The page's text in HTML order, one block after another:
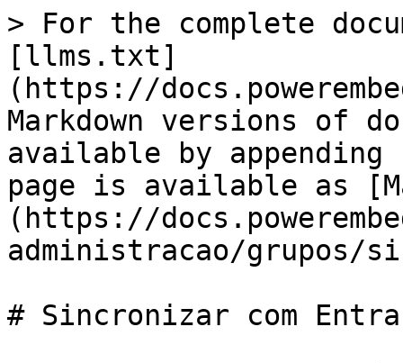
> For the complete
[llms.txt]
(https://
Markdown versions of
available by
page is available as
(https://
administracao/grupos/
# Sincronizar com